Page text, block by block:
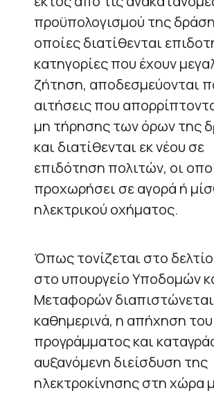
προϋπολογισμού της
οποίες διατίθενται
κατηγορίες που έχουν
ζήτηση, αποδεσμεύονται
αιτήσεις που
μη τήρησης των όρων της
και διατίθενται εκ νέου σε
επιδότηση πολιτών, οι
προχωρήσει σε αγορά ή
ηλεκτρικού οχήματος.
Όπως τονίζεται στο
στο υπουργείο Υποδομών
Μεταφορών
καθημερινά, η απήχηση του
προγράμματος και
αυξανόμενη διείσδυση της
ηλεκτροκίνησης στη χώρα